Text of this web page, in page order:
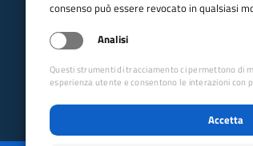
email:tam.toscana@cai.it
consenso può essere revocato in qualsiasi
Analisi
Questi strumenti di tracciamento ci permettono di
esperienza utente e consentono le interazioni con
Accetta